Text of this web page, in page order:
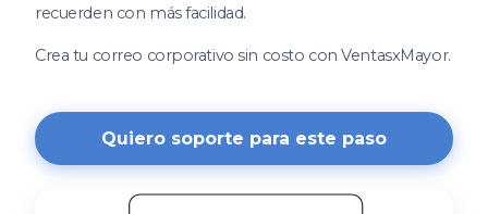
recuerden con más facilidad.
Crea tu correo corporativo sin costo con VentasxMayor.
Quiero soporte para este paso